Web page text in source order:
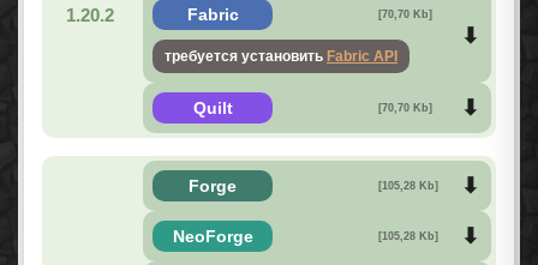
1.20.2 Fabric [70,70 Kb]
требуется установить Fabric API
Quilt [70,70 Kb]
Forge [105,28 Kb]
NeoForge [105,28 Kb]